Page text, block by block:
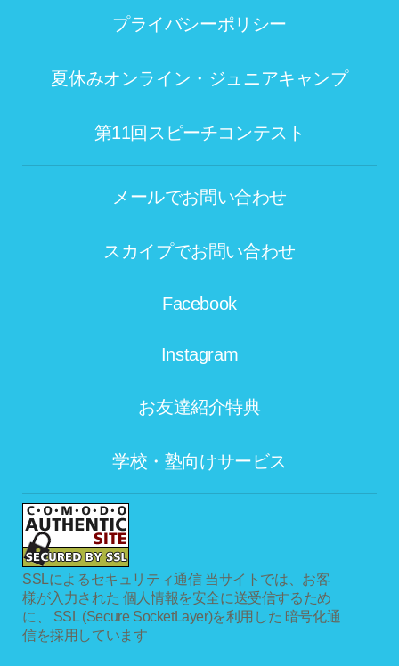
プライバシーポリシー
夏休みオンライン・ジュニアキャンプ
第11回スピーチコンテスト
メールでお問い合わせ
スカイプでお問い合わせ
Facebook
Instagram
お友達紹介特典
学校・塾向けサービス
SSLによるセキュリティ通信 当サイトでは、お客
様が入力された 個人情報を安全に送受信するため
に、 SSL (Secure SocketLayer)を利用した 暗号化通
信を採用しています